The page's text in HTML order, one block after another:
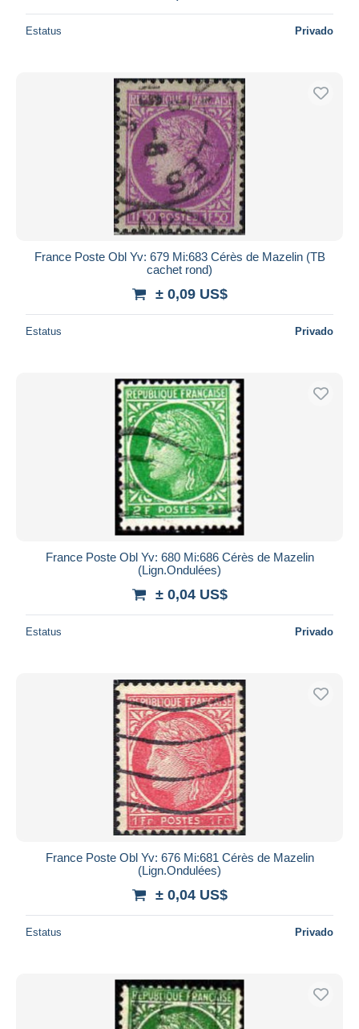
Estatus Privado
France Poste Obl Yv: 679 Mi:683 Cérès de Mazelin (TB
cachet rond)
± 0,09 US$
Estatus Privado
France Poste Obl Yv: 680 Mi:686 Cérès de Mazelin
(Lign.Ondulées)
± 0,04 US$
Estatus Privado
France Poste Obl Yv: 676 Mi:681 Cérès de Mazelin
(Lign.Ondulées)
± 0,04 US$
Estatus Privado